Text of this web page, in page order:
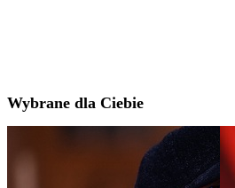
Wybrane dla Ciebie